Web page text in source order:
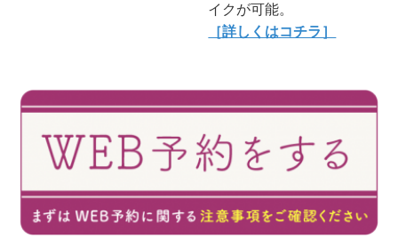
イクが可能。
［詳しくはコチラ］